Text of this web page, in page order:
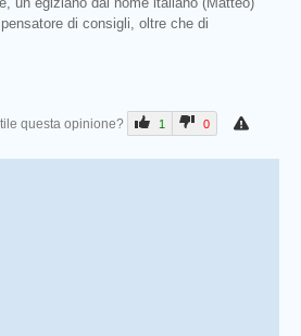
di consigli, oltre che di
questa opinione? 1 0